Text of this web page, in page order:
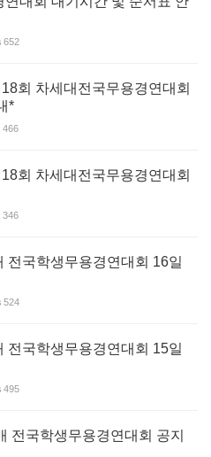
652
회 차세대전국무용경연대회
*
466
회 차세대전국무용경연대회
346
전국학생무용경연대회 16일
524
전국학생무용경연대회 15일
495
전국학생무용경연대회 공지